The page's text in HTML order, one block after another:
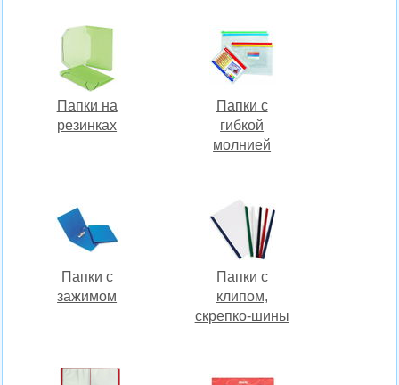
Папки на
резинках
Папки с
гибкой
молнией
Папки с
зажимом
Папки с
клипом,
скрепко-шины